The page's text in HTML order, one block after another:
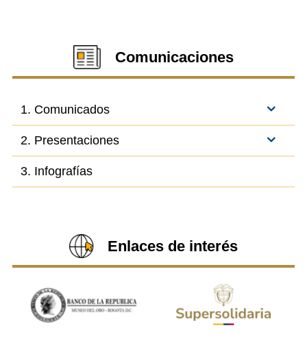
Comunicaciones
1. Comunicados
2. Presentaciones
3. Infografías
Enlaces de interés